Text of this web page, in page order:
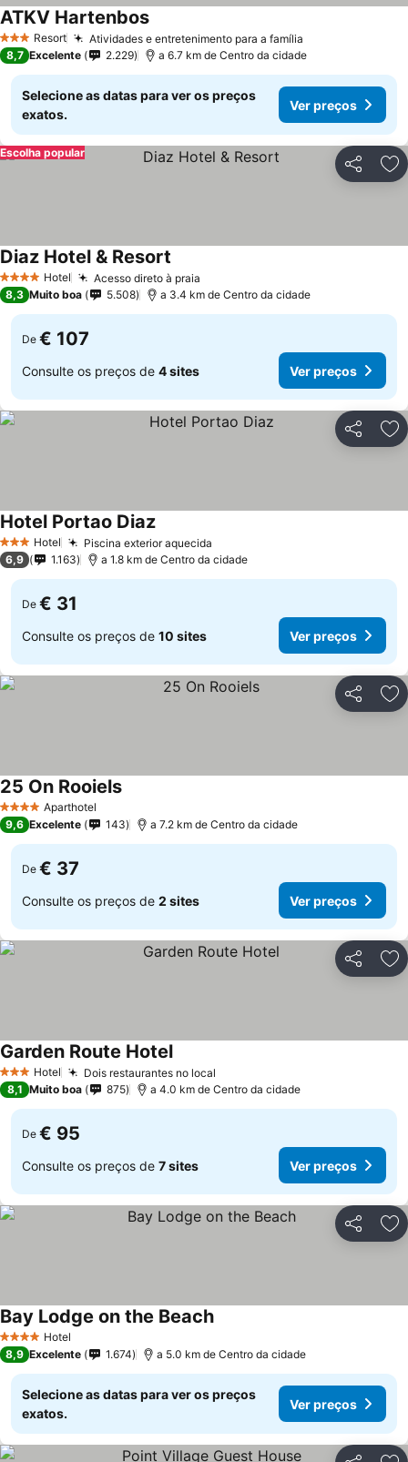
3 EstrelasResort Atividades e entretenimento para a família
ATKV HartenbosVer preços
8,7 Excelente 2.229 a 6.7 km de Centro da cidade
Selecione as datas para ver os preços
exatos.
Ver preços
Partilhar
Escolha popular
4 EstrelasHotel Acesso direto à praia
Diaz Hotel & Resort
8,3 Muito boa 5.508 a 3.4 km de Centro da cidade
De € 107
Consulte os preços de 4 sites Ver preços
Partilhar
3 EstrelasHotel Piscina exterior aquecida
Hotel Portao DiazVer preços
6,9 1.163 a 1.8 km de Centro da cidade
De € 31
Consulte os preços de 10 sites Ver preços
Partilhar
4 EstrelasAparthotel
25 On RooielsVer preços
9,6 Excelente 143 a 7.2 km de Centro da cidade
De € 37
Consulte os preços de 2 sites Ver preços
Partilhar
3 EstrelasHotel Dois restaurantes no local
Garden Route HotelVer preços
8,1 Muito boa 875 a 4.0 km de Centro da cidade
De € 95
Consulte os preços de 7 sites Ver preços
Partilhar
4 EstrelasHotel
Bay Lodge on the BeachVer preços
8,9 Excelente 1.674 a 5.0 km de Centro da cidade
Selecione as datas para ver os preços
exatos.
Ver preços